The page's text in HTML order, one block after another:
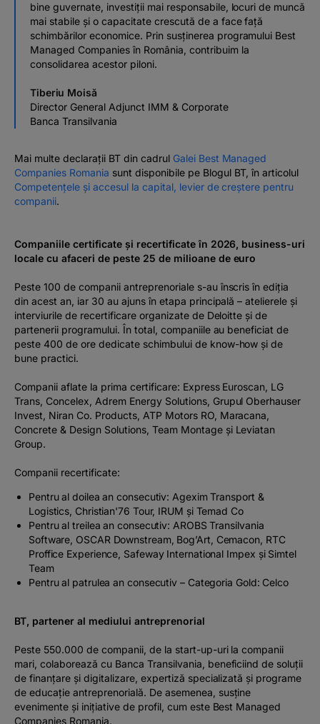
bine guvernate, investiții mai responsabile, locuri de muncă
mai stabile și o capacitate crescută de a face față
schimbărilor economice. Prin susținerea programului Best
Managed Companies în România, contribuim la
consolidarea acestor piloni.
Tiberiu Moisă
Director General Adjunct IMM & Corporate
Banca Transilvania
Mai multe declarații BT din cadrul Galei Best Managed
Companies Romania sunt disponibile pe Blogul BT, în articolul
Competențele și accesul la capital, levier de creștere pentru
companii.
Companiile certificate și recertificate în 2026, business-uri
locale cu afaceri de peste 25 de milioane de euro
Peste 100 de companii antreprenoriale s-au înscris în ediția
din acest an, iar 30 au ajuns în etapa principală – atelierele și
interviurile de recertificare organizate de Deloitte și de
partenerii programului. În total, companiile au beneficiat de
peste 400 de ore dedicate schimbului de know-how și de
bune practici.
Companii aflate la prima certificare: Express Euroscan, LG
Trans, Concelex, Adrem Energy Solutions, Grupul Oberhauser
Invest, Niran Co. Products, ATP Motors RO, Maracana,
Concrete & Design Solutions, Team Montage și Leviatan
Group.
Companii recertificate:
Pentru al doilea an consecutiv: Agexim Transport &
Logistics, Christian'76 Tour, IRUM și Temad Co
Pentru al treilea an consecutiv: AROBS Transilvania
Software, OSCAR Downstream, Bog’Art, Cemacon, RTC
Proffice Experience, Safeway International Impex și Simtel
Team
Pentru al patrulea an consecutiv – Categoria Gold: Celco
BT, partener al mediului antreprenorial
Peste 550.000 de companii, de la start-up-uri la companii
mari, colaborează cu Banca Transilvania, beneficiind de soluții
de finanțare și digitalizare, expertiză specializată și programe
de educație antreprenorială. De asemenea, susține
evenimente și inițiative de profil, cum este Best Managed
Companies Romania.